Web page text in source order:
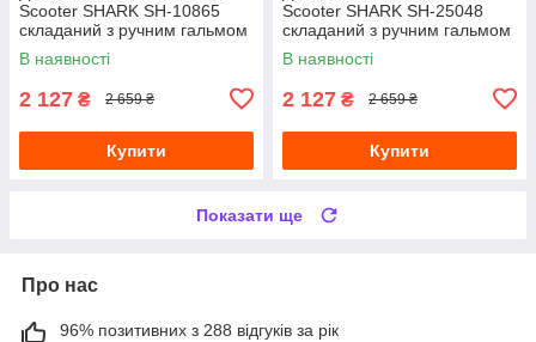
Scooter SHARK SH-10865
складаний з ручним гальмом
і амортизатором жовтий
В наявності
2 127 ₴ 2 659 ₴
Купити
Scooter SHARK SH-25048
складаний з ручним гальмом
і амортизатором сірий
В наявності
2 127 ₴ 2 659 ₴
Купити
Показати ще
Про нас
96% позитивних з 288 відгуків за рік